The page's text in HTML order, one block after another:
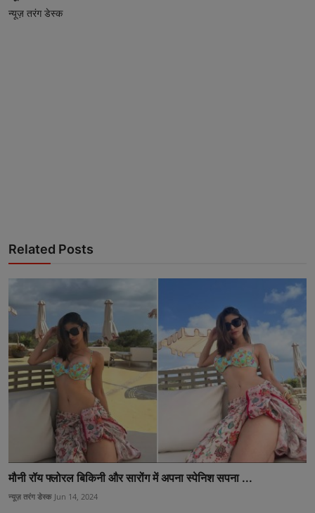
न्यूज़ तरंग डेस्क
Related Posts
मौनी रॉय फ्लोरल बिकिनी और सारोंग में अपना स्पेनिश सपना ...
न्यूज़ तरंग डेस्क Jun 14, 2024